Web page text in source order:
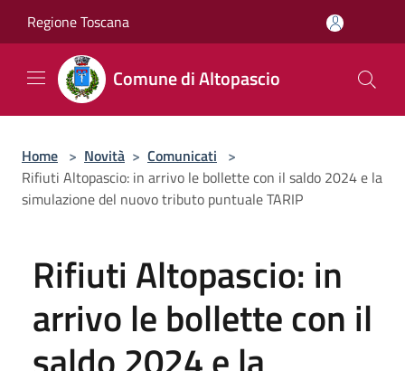
Regione Toscana
Comune di Altopascio
Home > Novità > Comunicati >
Rifiuti Altopascio: in arrivo le bollette con il saldo 2024 e la
simulazione del nuovo tributo puntuale TARIP
Rifiuti Altopascio: in
arrivo le bollette con il